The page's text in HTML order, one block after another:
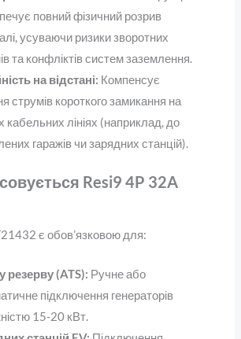
повний фізичний розрив
усуваючи ризики зворотних
та конфліктів систем заземлення.
на відстані: Компенсує
струмів короткого замикання на
кабельних лініях (наприклад, до
гаражів чи зарядних станцій).
Resi9 4P 32A
є обов’язковою для:
резерву (ATS): Ручне або
підключення генераторів
15-20 кВт.